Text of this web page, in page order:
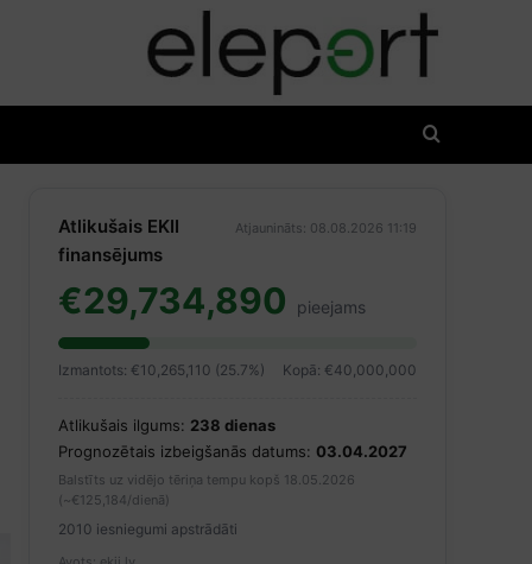
Atlikušais EKII
finansējums
Atjaunināts: 08.08.2026 11:19
€29,734,890 pieejams
Izmantots: €10,265,110 (25.7%) Kopā: €40,000,000
Atlikušais ilgums: 238 dienas
Prognozētais izbeigšanās datums: 03.04.2027
Balstīts uz vidējo tēriņa tempu kopš 18.05.2026
(~€125,184/dienā)
2010 iesniegumi apstrādāti